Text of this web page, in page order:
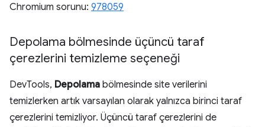
Chromium sorunu: 978059
Depolama bölmesinde üçüncü taraf
çerezlerini temizleme seçeneği
DevTools, Depolama bölmesinde site verilerini
temizlerken artık varsayılan olarak yalnızca birinci taraf
çerezlerini temizliyor. Üçüncü taraf çerezlerini de